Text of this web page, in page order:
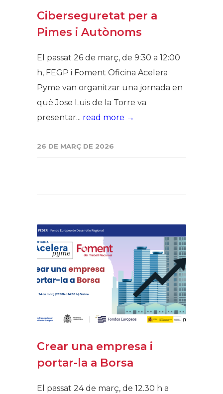
Ciberseguretat per a
Pimes i Autònoms
El passat 26 de març, de 9:30 a 12:00
h, FEGP i Foment Oficina Acelera
Pyme van organitzar una jornada en
què Jose Luis de la Torre va
presentar... read more →
26 DE MARÇ DE 2026
Crear una empresa i
portar-la a Borsa
El passat 24 de març, de 12.30 h a